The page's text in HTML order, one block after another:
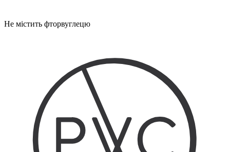
Не містить фторвуглецю